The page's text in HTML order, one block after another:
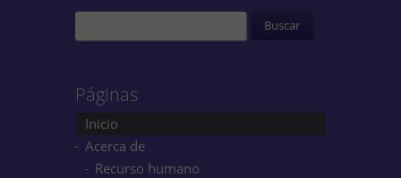
Páginas
Inicio
Acerca de
Recurso humano